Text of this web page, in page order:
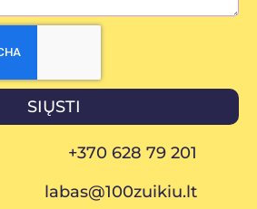
SIŲSTI
+370 628 79 201
labas@100zuikiu.lt